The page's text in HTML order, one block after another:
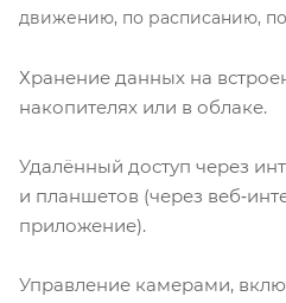
движению, по расписанию, по
Хранение данных на
накопителях или в облаке.
Удалённый доступ через
и планшетов (через
приложение).
Управление камерами,